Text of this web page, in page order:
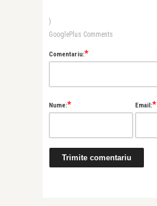
)
GooglePlus Comments
Comentariu:*
Nume:* Email:*